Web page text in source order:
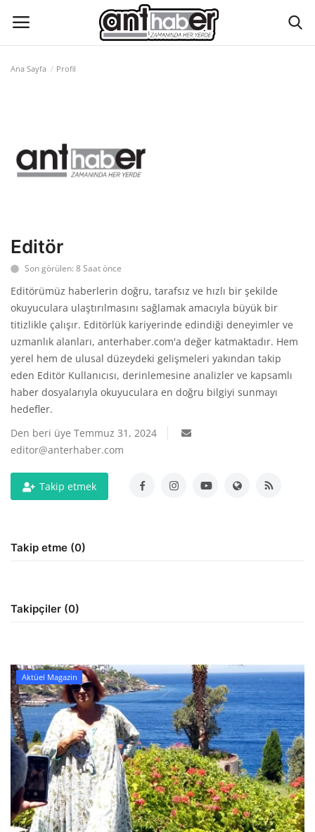
Aktüel Magazin
İletişim
Asayiş
Çevre
Gizlilik Politikası
Reklam ve İşbirliği
Turizm
Siyaset
Sağlık
Ekonomi
Gündem
Dünya
Ana Sayfa Profil
Editör
Son görülen: 8 Saat önce
Editörümüz haberlerin doğru, tarafsız ve hızlı bir şekilde
okuyuculara ulaştırılmasını sağlamak amacıyla büyük bir
titizlikle çalışır. Editörlük kariyerinde edindiği deneyimler ve
uzmanlık alanları, anterhaber.com'a değer katmaktadır. Hem
yerel hem de ulusal düzeydeki gelişmeleri yakından takip
eden Editör Kullanıcısı, derinlemesine analizler ve kapsamlı
haber dosyalarıyla okuyuculara en doğru bilgiyi sunmayı
hedefler.
Den beri üye Temmuz 31, 2024
editor@anterhaber.com
Takip etmek
Takip etme (0)
Takipçiler (0)
Aktüel Magazin